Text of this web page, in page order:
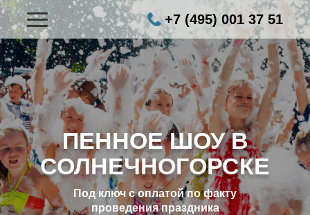
+7 (495) 001 37 51
ПЕННОЕ ШОУ В
СОЛНЕЧНОГОРСКЕ
Под ключ с оплатой по факту
проведения праздника